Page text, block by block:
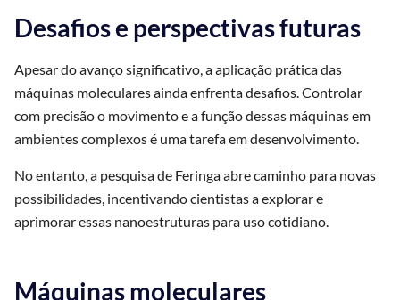
Desafios e perspectivas futuras
Apesar do avanço significativo, a aplicação prática das
máquinas moleculares ainda enfrenta desafios. Controlar
com precisão o movimento e a função dessas máquinas em
ambientes complexos é uma tarefa em desenvolvimento.
No entanto, a pesquisa de Feringa abre caminho para novas
possibilidades, incentivando cientistas a explorar e
aprimorar essas nanoestruturas para uso cotidiano.
Máquinas moleculares